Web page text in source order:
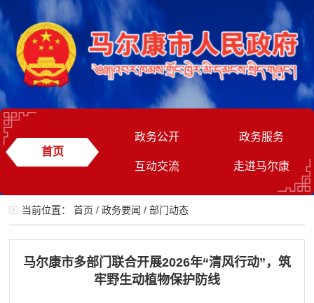
首页
政务公开 政务服务
互动交流 走进马尔康
当前位置：首页 /政务要闻 /部门动态
马尔康市多部门联合开展2026年“清风行动”，筑
牢野生动植物保护防线